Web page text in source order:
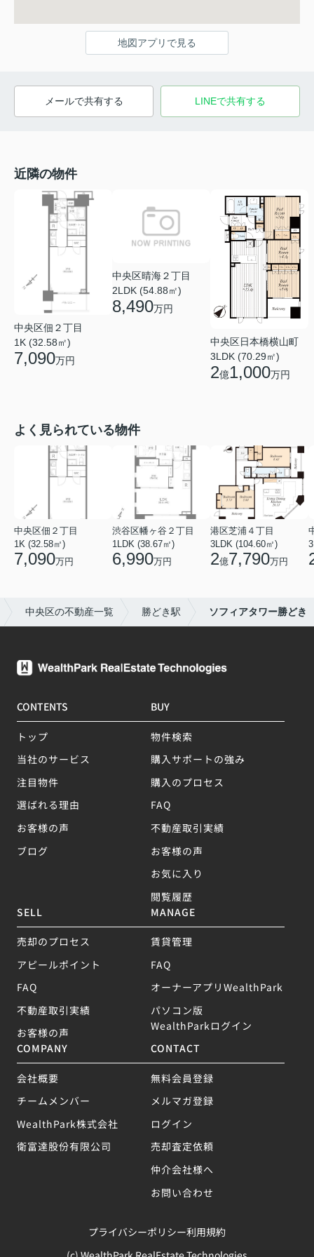
地図アプリで見る
メールで共有する LINEで共有する
近隣の物件
中央区佃２丁目
1K (32.58㎡)
7,090万円
中央区晴海２丁目
2LDK (54.88㎡)
8,490万円
中央区日本橋横山町
3LDK (70.29㎡)
2億1,000万円
よく見られている物件
中央区佃２丁目
1K (32.58㎡)
7,090万円
渋谷区幡ヶ谷２丁目
1LDK (38.67㎡)
6,990万円
港区芝浦４丁目
3LDK (104.60㎡)
2億7,790万円
中央区の不動産一覧 勝どき駅 ソフィアタワー勝どき
CONTENTS
トップ
当社のサービス
注目物件
選ばれる理由
お客様の声
ブログ
BUY
物件検索
購入サポートの強み
購入のプロセス
FAQ
不動産取引実績
お客様の声
お気に入り
閲覧履歴
SELL
売却のプロセス
アピールポイント
FAQ
不動産取引実績
お客様の声
MANAGE
賃貸管理
FAQ
オーナーアプリWealthPark
パソコン版
WealthParkログイン
COMPANY
会社概要
チームメンバー
WealthPark株式会社
衛富達股份有限公司
CONTACT
無料会員登録
メルマガ登録
ログイン
売却査定依頼
仲介会社様へ
お問い合わせ
プライバシーポリシー利用規約